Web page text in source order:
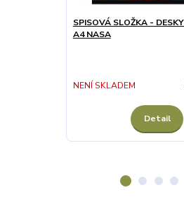
SPISOVÁ SLOŽKA -
A4 NASA
NENÍ SKLADEM
Detail